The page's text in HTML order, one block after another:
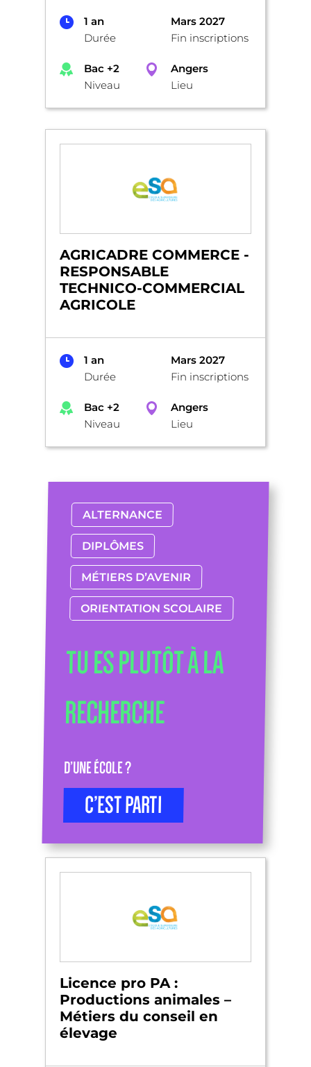
1 an
Durée
Mars 2027
Fin inscriptions
Bac +2
Niveau
Angers
Lieu
AGRICADRE COMMERCE -
RESPONSABLE
TECHNICO-COMMERCIAL
AGRICOLE
1 an
Durée
Mars 2027
Fin inscriptions
Bac +2
Niveau
Angers
Lieu
ALTERNANCE
DIPLÔMES
MÉTIERS D’AVENIR
ORIENTATION SCOLAIRE
TU ES PLUTÔT À LA
RECHERCHE
D’UNE ÉCOLE ?
C’EST PARTI
Licence pro PA :
Productions animales –
Métiers du conseil en
élevage